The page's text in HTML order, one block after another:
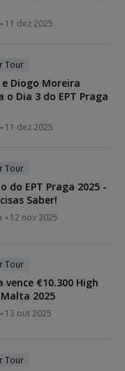
11 dez 2025
Tour
Diogo Moreira
o Dia 3 do EPT Praga
11 dez 2025
Tour
do EPT Praga 2025 -
Saber!
12 nov 2025
Tour
€10.300 High
2025
13 out 2025
Tour